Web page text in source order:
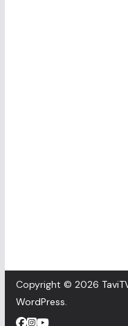
Copyright © 2026
WordPress.